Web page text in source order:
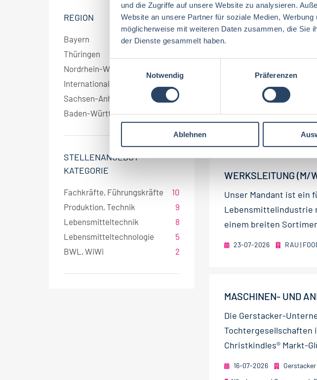
und die Zugriffe auf unsere Website zu analysieren.
Website an unsere Partner für soziale Medien,
möglicherweise mit weiteren Daten zusammen, die Sie
der Dienste gesammelt haben.
w
i
g
g
s
a
s
h
Notwendig Präferenzen
Ablehnen
REGION
Bayern
5
Thüringen
Nordrhein-Westfalen
International
Sachsen-Anhalt
1
Baden-Württemberg
1
STELLENANGEBOT
KATEGORIE
Fachkräfte, Führungskräfte
10
Produktion, Technik
9
Lebensmitteltechnik
8
Lebensmitteltechnologie
5
BWL, WiWi
2
Ihr Job bei Bagusat!
entscheidende Zutat
Frischeprodukten für
60 T€ - 80 T€ pro Jahr,
WERKSLEITUNG (M/
Unser Mandant ist ein
Lebensmittelindustrie
einem breiten
23-07-2026 RAU |
MASCHINEN- UND
Die Gerstacker-
Tochtergesellschaften
Christkindles® Markt-
16-07-2026